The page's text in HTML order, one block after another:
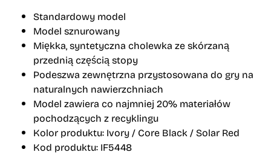
Standardowy model
Model sznurowany
Miękka, syntetyczna cholewka ze skórzaną
przednią częścią stopy
Podeszwa zewnętrzna przystosowana do gry na
naturalnych nawierzchniach
Model zawiera co najmniej 20% materiałów
pochodzących z recyklingu
Kolor produktu: Ivory / Core Black / Solar Red
Kod produktu: IF5448